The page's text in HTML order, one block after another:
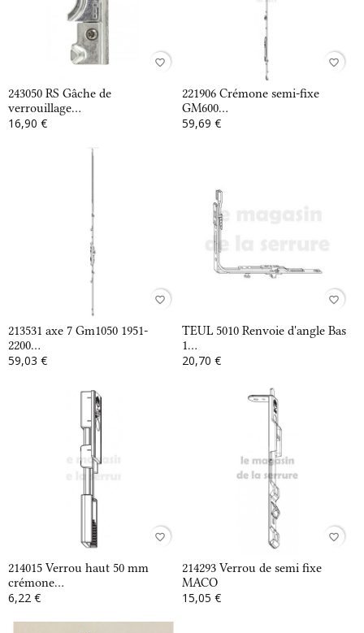
favorite_border
243050 RS Gâche de
verrouillage...
16,90 €
favorite_border
221906 Crémone semi-fixe
GM600...
59,69 €
favorite_border
213531 axe 7 Gm1050 1951-
2200...
59,03 €
favorite_border
TEUL 5010 Renvoie d'angle Bas
1...
20,70 €
favorite_border
214015 Verrou haut 50 mm
crémone...
6,22 €
favorite_border
214293 Verrou de semi fixe
MACO
15,05 €